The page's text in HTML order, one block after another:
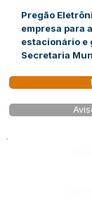
Pregão
empresa para
estacionário e
Secretaria